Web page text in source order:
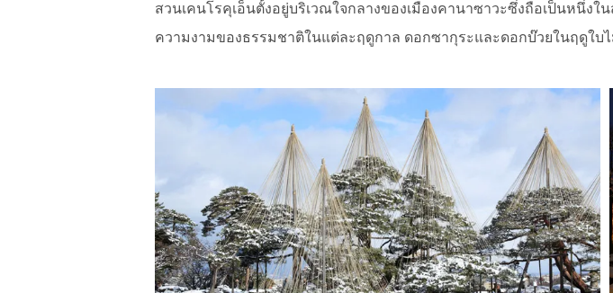
สวนเคนโรคุเอ็นตั้งอยู่บริเวณใจกลางของเมืองคานาซาวะซึ่งถือเป็นหนึ่
ความงามของธรรมชาติในแต่ละฤดูกาล ดอกซากุระและดอกบ๊วยในฤดูใ